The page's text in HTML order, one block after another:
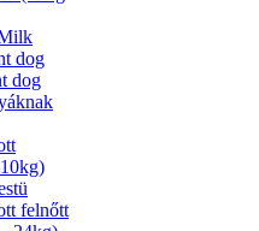
dog
dog
felnőtt